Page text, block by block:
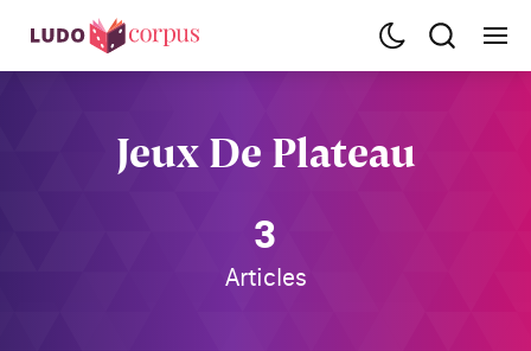
Jeux De Plateau
3
Articles